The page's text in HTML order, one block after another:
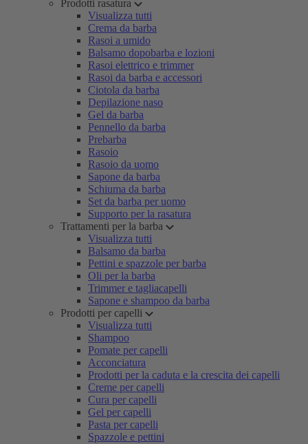
Prodotti rasatura
Visualizza tutti
Crema da barba
Rasoi a umido
Balsamo dopobarba e lozioni
Rasoi elettrico e trimmer
Rasoi da barba e accessori
Ciotola da barba
Depilazione naso
Gel da barba
Pennello da barba
Prebarba
Rasoio
Rasoio da uomo
Sapone da barba
Schiuma da barba
Set da barba per uomo
Supporto per la rasatura
Trattamenti per la barba
Visualizza tutti
Balsamo da barba
Pettini e spazzole per barba
Oli per la barba
Trimmer e tagliacapelli
Sapone e shampoo da barba
Prodotti per capelli
Visualizza tutti
Shampoo
Pomate per capelli
Acconciatura
Prodotti per la caduta e la crescita dei capelli
Creme per capelli
Cura per capelli
Gel per capelli
Pasta per capelli
Spazzole e pettini